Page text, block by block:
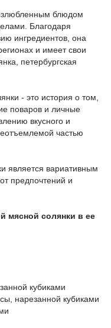
блюдом
Благодаря
ингредиентов, она
и имеет свои
петербургская
- это история о том,
поваров и личные
вкусного и
частью
является вариативным
предпочтений и
мясной солянки в ее
кубиками
нарезанной кубиками